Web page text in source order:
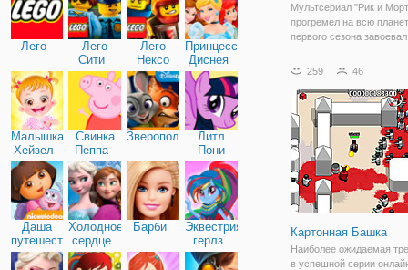
Лего
Лего
Сити
Лего
Нексо
Найтс
Принцессы
Диснея
Малышка
Хейзел
Свинка
Пеппа
Зверополис
Литл
Пони
Дружба
Даша
путешественница
Холодное
сердце
Барби
Эквестрия
герлз
Мультсериал "Рик и
прогремел на всю
первого сезона завоевал
каждым новым сезоном
становиться всё больше
больше. Вы готовы
259 46
Картонная Башка
Наиболее ожидаемая
в успешной серии